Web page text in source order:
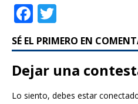
F
a
c
e
b
w
it
te
r
SÉ EL PRIMERO EN
Dejar una
Lo siento, debes estar